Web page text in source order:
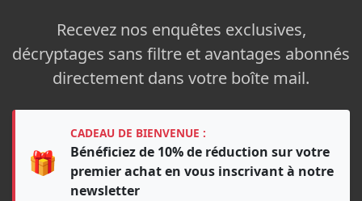
Recevez nos enquêtes exclusives,
décryptages sans filtre et avantages abonnés
directement dans votre boîte mail.
🎁
CADEAU DE BIENVENUE :
Bénéficiez de 10% de réduction sur votre
premier achat en vous inscrivant à notre
newsletter